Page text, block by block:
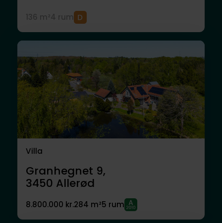
Villa
Granhegnet 9,
3450 Allerød
8.800.000 kr.284 m²5 rum